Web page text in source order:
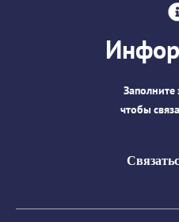
Заполните
чтобы